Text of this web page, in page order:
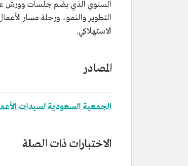
السنوي الذي يضم جلسات وورش
التطوير والنمو، ورحلة مسار
الاستهلاكي.
المصادر
الجمعية السعودية لسيدات
الاختبارات ذات الصلة